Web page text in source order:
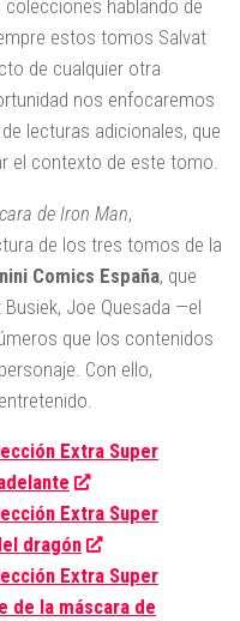
hablando de
estos tomos Salvat
de cualquier otra
nos enfocaremos
lecturas adicionales, que
el contexto de este tomo.
de Iron Man,
de los tres tomos de la
Comics España, que
Busiek, Joe Quesada —el
que los contenidos
Con ello,
Extra Super
Extra Super
dragón
Extra Super
de la máscara de